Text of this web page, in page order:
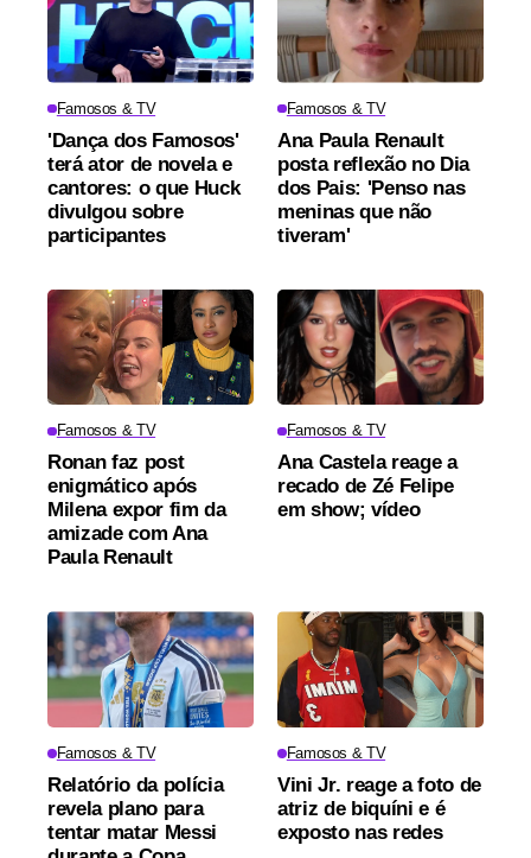
Famosos & TV
'Dança dos Famosos'
terá ator de novela e
cantores: o que Huck
divulgou sobre
participantes
Famosos & TV
Ana Paula Renault
posta reflexão no Dia
dos Pais: 'Penso nas
meninas que não
tiveram'
Famosos & TV
Ronan faz post
enigmático após
Milena expor fim da
amizade com Ana
Paula Renault
Famosos & TV
Ana Castela reage a
recado de Zé Felipe
em show; vídeo
Famosos & TV
Relatório da polícia
revela plano para
tentar matar Messi
Famosos & TV
Vini Jr. reage a foto de
atriz de biquíni e é
exposto nas redes